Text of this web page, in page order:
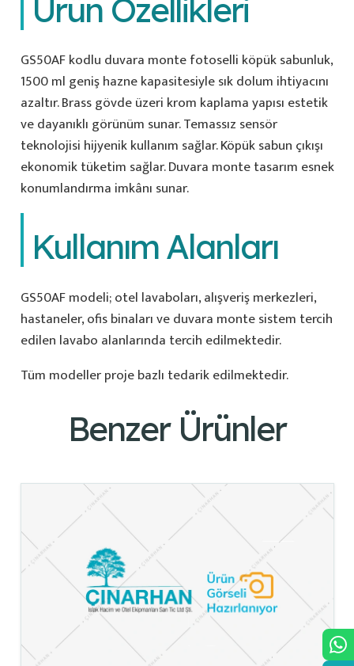
Ürün Özellikleri
GS50AF kodlu duvara monte fotoselli köpük sabunluk,
1500 ml geniş hazne kapasitesiyle sık dolum ihtiyacını
azaltır. Brass gövde üzeri krom kaplama yapısı estetik
ve dayanıklı görünüm sunar. Temassız sensör
teknolojisi hijyenik kullanım sağlar. Köpük sabun çıkışı
ekonomik tüketim sağlar. Duvara monte tasarım esnek
konumlandırma imkânı sunar.
Kullanım Alanları
GS50AF modeli; otel lavaboları, alışveriş merkezleri,
hastaneler, ofis binaları ve duvara monte sistem tercih
edilen lavabo alanlarında tercih edilmektedir.
Tüm modeller proje bazlı tedarik edilmektedir.
Benzer Ürünler